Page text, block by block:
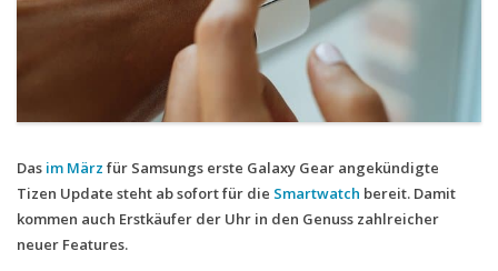
Smartphonetarife
Prepaid-Tarife
Datentarife
Mobilfunk-Vergleichsrechner
Mobilfunk-Tarifrechner
Flatrate-Datentarife
Das im März für Samsungs erste Galaxy Gear angekündigte
Tizen Update steht ab sofort für die Smartwatch bereit. Damit
kommen auch Erstkäufer der Uhr in den Genuss zahlreicher
neuer Features.